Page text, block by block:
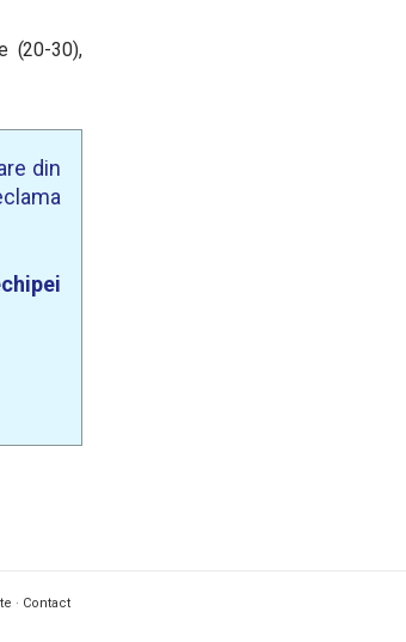
(20-30),
din
· Contact